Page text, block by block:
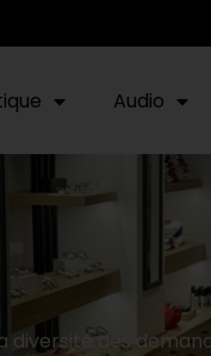
Audio
des